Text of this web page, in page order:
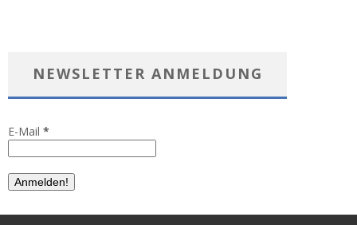
NEWSLETTER ANMELDUNG
E-Mail *